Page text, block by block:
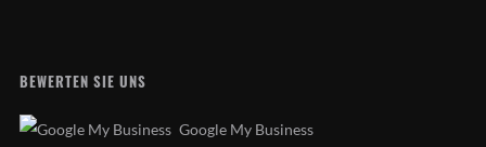
BEWERTEN SIE UNS
Google My Business